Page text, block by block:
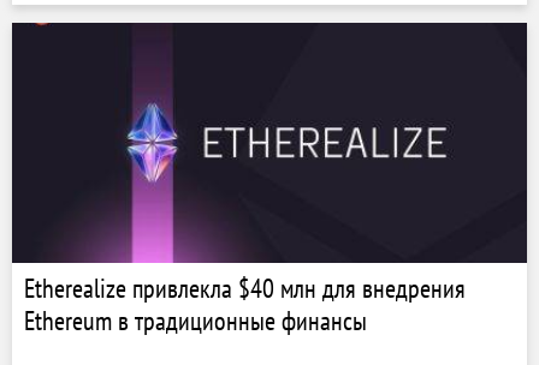
Etherealize привлекла $40 млн для внедрения
Ethereum в традиционные финансы